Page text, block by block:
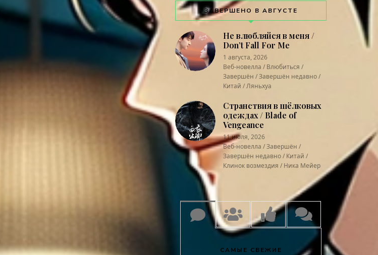
ЗАВЕРШЕНО В АВГУСТЕ
Не влюбляйся в меня /
Don’t Fall For Me
1 августа, 2026
Веб-новелла / Влюбиться /
Завершён / Завершён недавно /
Китай / Ляньхуа
Странствия в шёлковых
одеждах / Blade of
Vengeance
11 июля, 2026
Веб-новелла / Завершён /
Завершён недавно / Китай /
Клинок возмездия / Ника Мейер
САМЫЕ СВЕЖИЕ